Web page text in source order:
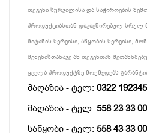
თქვენი სურვილისა და საჭიროების
პროდუქციასთან დაკავშირებულ სრულ
მიტანის სერვისი, აწყობის სერვისი,
შეძენისთანავე ან თქვენთან
ყველა პროდუქტზე მოქმედებს
მაღაზია - ტელ: 0322
მაღაზია - ტელ: 558 23 33 00
საწყობი - ტელ: 558 43 33 00